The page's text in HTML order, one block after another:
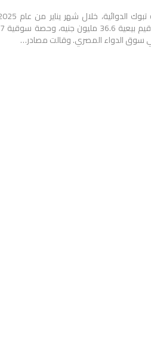
في سوق الدواء المصري. وقالت مصادر…